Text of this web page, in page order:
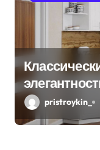
pristroykin_